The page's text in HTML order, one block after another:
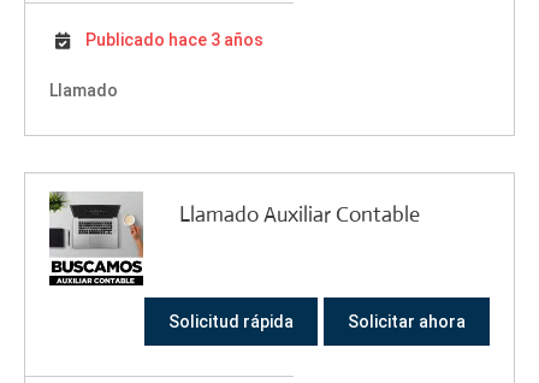
Publicado hace 3 años
Llamado
Llamado Auxiliar Contable
Solicitud rápida Solicitar ahora